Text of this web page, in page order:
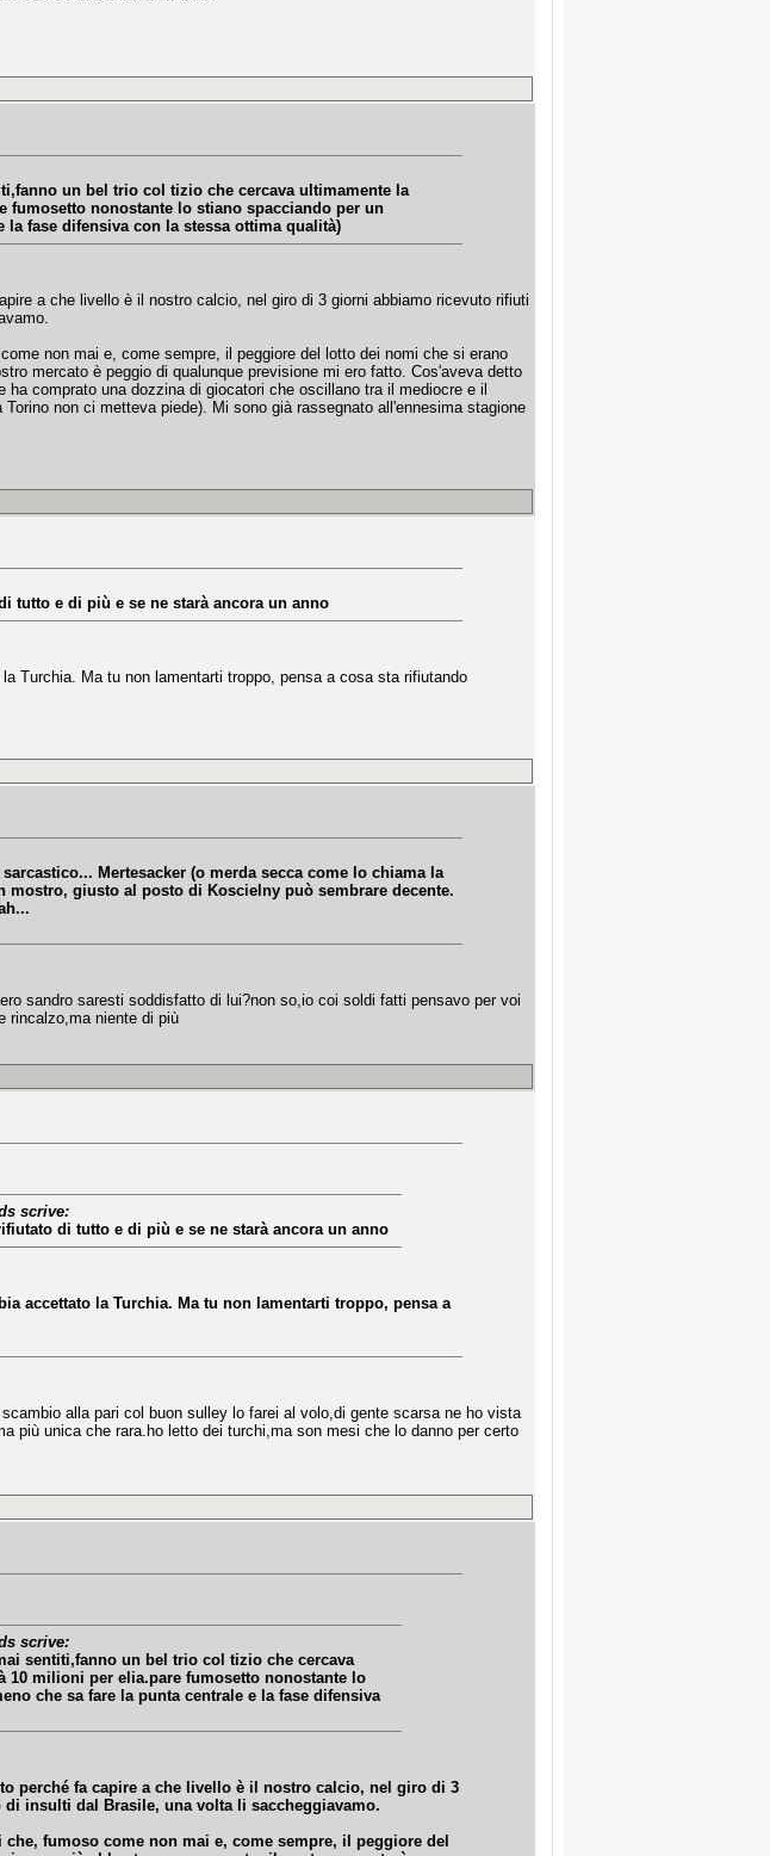
un bel trio col tizio che cercava ultimamente la
fumosetto nonostante lo stiano spacciando per un
la fase difensiva con la stessa ottima qualità)
a che livello è il nostro calcio, nel giro di 3 giorni abbiamo ricevuto rifiuti
non mai e, come sempre, il peggiore del lotto dei nomi che si erano
mercato è peggio di qualunque previsione mi ero fatto. Cos'aveva detto
comprato una dozzina di giocatori che oscillano tra il mediocre e il
non ci metteva piede). Mi sono già rassegnato all'ennesima stagione
tutto e di più e se ne starà ancora un anno
Turchia. Ma tu non lamentarti troppo, pensa a cosa sta rifiutando
Mertesacker (o merda secca come lo chiama la
mostro, giusto al posto di Koscielny può sembrare decente.
sandro saresti soddisfatto di lui?non so,io coi soldi fatti pensavo per voi
rincalzo,ma niente di più
scrive:
di tutto e di più e se ne starà ancora un anno
accettato la Turchia. Ma tu non lamentarti troppo, pensa a
alla pari col buon sulley lo farei al volo,di gente scarsa ne ho vista
più unica che rara.ho letto dei turchi,ma son mesi che lo danno per certo
scrive:
sentiti,fanno un bel trio col tizio che cercava
10 milioni per elia.pare fumosetto nonostante lo
che sa fare la punta centrale e la fase difensiva
perché fa capire a che livello è il nostro calcio, nel giro di 3
insulti dal Brasile, una volta li saccheggiavamo.
fumoso come non mai e, come sempre, il peggiore del